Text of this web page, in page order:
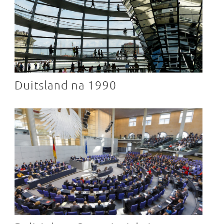
Duitsland na 1990